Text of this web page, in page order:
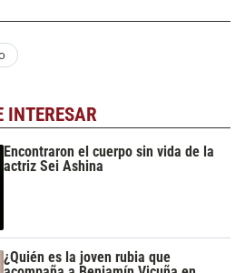
INTERESAR
Encontraron el cuerpo sin vida de la
actriz Sei Ashina
¿Quién es la joven rubia que